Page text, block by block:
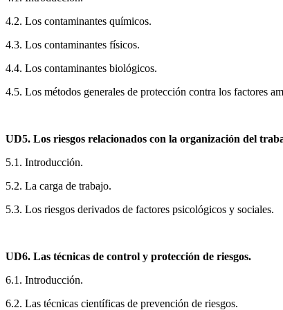
4.2. Los contaminantes químicos.
4.3. Los contaminantes físicos.
4.4. Los contaminantes biológicos.
4.5. Los métodos generales de protección contra los factores
UD5. Los riesgos relacionados con la organización del
5.1. Introducción.
5.2. La carga de trabajo.
5.3. Los riesgos derivados de factores psicológicos y sociales.
UD6. Las técnicas de control y protección de riesgos.
6.1. Introducción.
6.2. Las técnicas científicas de prevención de riesgos.